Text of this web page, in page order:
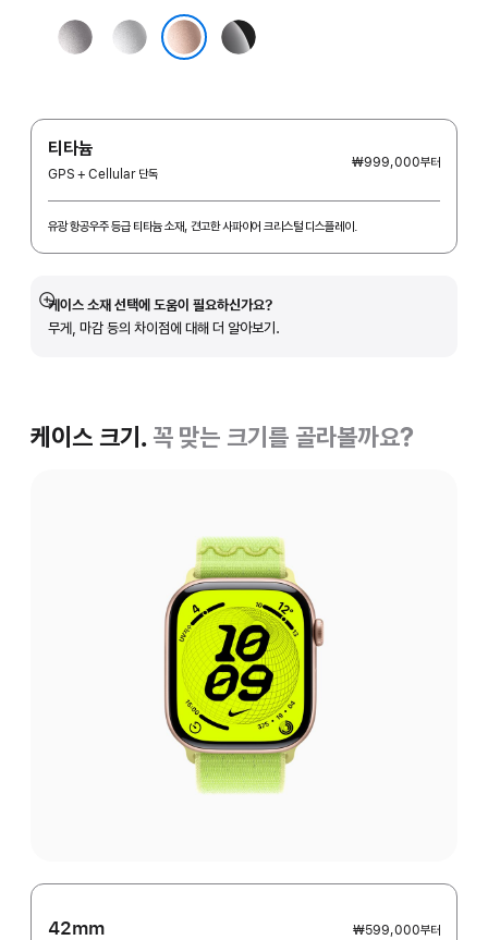
스페이스실버
제트
티타늄
GPS + Cellular 단독
₩999,000부터
유광 항공우주 등급 티타늄 소재, 견고한 사파이어 크리스털 디스플레이.
케이스 소재 선택에 도움이 필요하신가요?
무게, 마감 등의 차이점에 대해 더 알아보기.
자세히
보기
케이스 크기. 꼭 맞는 크기를 골라볼까요?
42mm ₩599,000부터